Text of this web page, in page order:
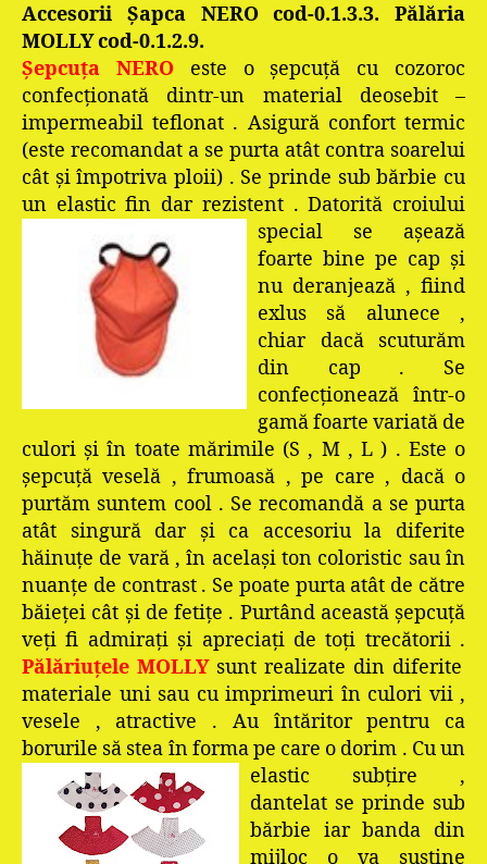
Accesorii Şapca NERO cod-0.1.3.3. Pălăria
MOLLY cod-0.1.2.9.
Şepcuţa NEROeste o şepcuţă cu cozoroc
confecţionată dintr-un material deosebit –
impermeabil teflonat . Asigură confort termic
(este recomandat a se purta atât contra soarelui
cât şi împotriva ploii) . Se prinde sub bărbie cu
un elastic fin dar rezistent . Datorită croiului
special se aşează
foarte bine pe cap şi
nu deranjează , fiind
exlus să alunece ,
chiar dacă scuturăm
din cap . Se
confecţionează într-o
gamă foarte variată de
culori şi în toate mărimile (S , M , L ) . Este o
şepcuţă veselă , frumoasă , pe care , dacă o
purtăm suntem cool . Se recomandă a se purta
atât singură dar şi ca accesoriu la diferite
hăinuţe de vară , în acelaşi ton coloristic sau în
nuanţe de contrast . Se poate purta atât de către
băieţei cât şi de fetiţe . Purtând această şepcuţă
veţi fi admiraţi şi apreciaţi de toţi trecătorii .
Pălăriuţele MOLLYsunt realizate din diferite
materiale uni sau cu imprimeuri în culori vii ,
vesele , atractive . Au întăritor pentru ca
borurile să stea în forma pe care o dorim . Cu un
elastic subţire ,
dantelat se prinde sub
bărbie iar banda din
mijloc o va susţine